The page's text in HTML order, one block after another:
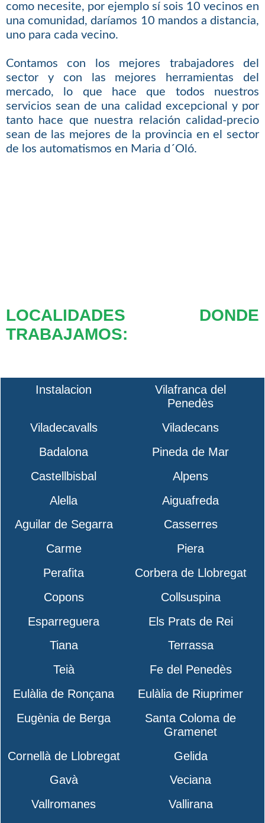
como necesite, por ejemplo sí sois 10 vecinos en
una comunidad, daríamos 10 mandos a distancia,
uno para cada vecino.
Contamos con los mejores trabajadores del
sector y con las mejores herramientas del
mercado, lo que hace que todos nuestros
servicios sean de una calidad excepcional y por
tanto hace que nuestra relación calidad-precio
sean de las mejores de la provincia en el sector
de los automatismos en Maria d´Oló.
LOCALIDADES DONDE
TRABAJAMOS:
Instalacion
Vilafranca del
Penedès
Viladecavalls
Viladecans
Badalona
Pineda de Mar
Castellbisbal
Alpens
Alella
Aiguafreda
Aguilar de Segarra
Casserres
Carme
Piera
Perafita
Corbera de Llobregat
Copons
Collsuspina
Esparreguera
Els Prats de Rei
Tiana
Terrassa
Teià
Fe del Penedès
Eulàlia de Ronçana
Eulàlia de Riuprimer
Eugènia de Berga
Santa Coloma de
Gramenet
Cornellà de Llobregat
Gelida
Gavà
Veciana
Vallromanes
Vallirana